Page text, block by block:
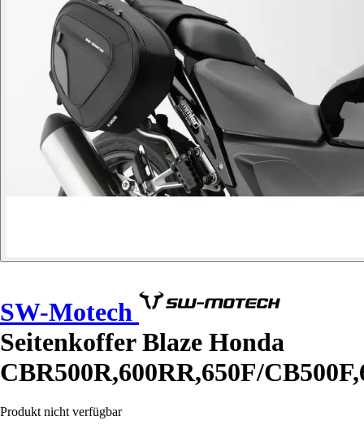
SW-Motech
Seitenkoffer Blaze Honda
CBR500R,600RR,650F/
Produkt nicht verfügbar